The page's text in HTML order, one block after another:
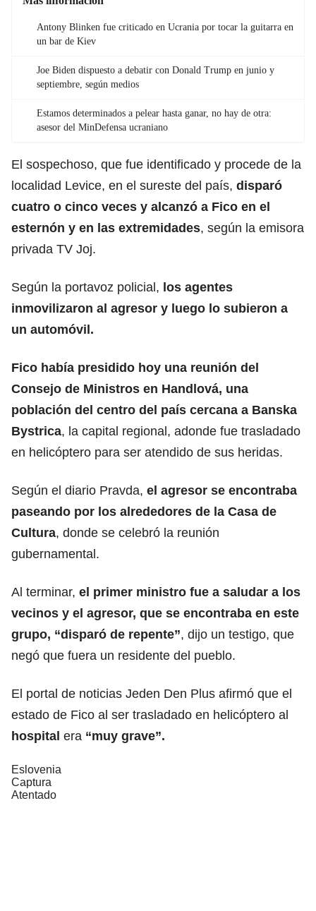
Antony Blinken fue criticado en Ucrania por tocar la guitarra en
un bar de Kiev
Joe Biden dispuesto a debatir con Donald Trump en junio y
septiembre, según medios
Estamos determinados a pelear hasta ganar, no hay de otra:
asesor del MinDefensa ucraniano
El sospechoso, que fue identificado y procede de la
localidad Levice, en el sureste del país, disparó
cuatro o cinco veces y alcanzó a Fico en el
esternón y en las extremidades, según la emisora
privada TV Joj.
Según la portavoz policial, los agentes
inmovilizaron al agresor y luego lo subieron a
un automóvil.
Fico había presidido hoy una reunión del
Consejo de Ministros en Handlová, una
población del centro del país cercana a Banska
Bystrica, la capital regional, adonde fue trasladado
en helicóptero para ser atendido de sus heridas.
Según el diario Pravda, el agresor se encontraba
paseando por los alrededores de la Casa de
Cultura, donde se celebró la reunión
gubernamental.
Al terminar, el primer ministro fue a saludar a los
vecinos y el agresor, que se encontraba en este
grupo, “disparó de repente”, dijo un testigo, que
negó que fuera un residente del pueblo.
El portal de noticias Jeden Den Plus afirmó que el
estado de Fico al ser trasladado en helicóptero al
hospital era “muy grave”.
Eslovenia
Captura
Atentado